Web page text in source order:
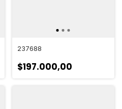
237688
$197.000,00